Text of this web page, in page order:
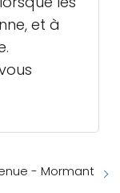
et à
- Mormant